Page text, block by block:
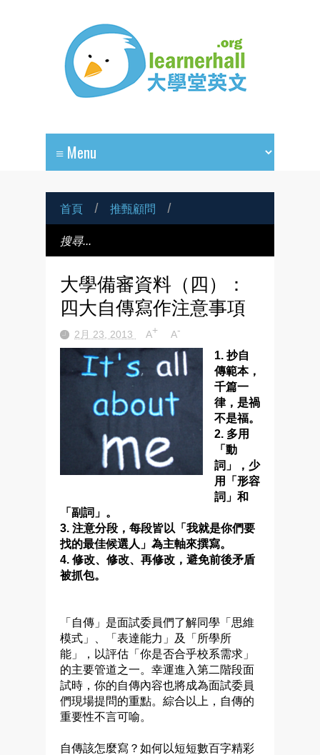
首頁 / 推甄顧問 /
大學備審資料（四）：
四大自傳寫作注意事項
2月 23, 2013 A+ A-
1. 抄自
傳範本，
千篇一
律，是禍
不是福。
2. 多用
「動
詞」，少
用「形容
詞」和
「副詞」。
3. 注意分段，每段皆以「我就是你們要
找的最佳候選人」為主軸來撰寫。
4. 修改、修改、再修改，避免前後矛盾
被抓包。
「自傳」是面試委員們了解同學「思維
模式」、「表達能力」及「所學所
能」，以評估「你是否合乎校系需求」
的主要管道之一。幸運進入第二階段面
試時，你的自傳內容也將成為面試委員
們現場提問的重點。綜合以上，自傳的
重要性不言可喻。
自傳該怎麼寫？如何以短短數百字精彩